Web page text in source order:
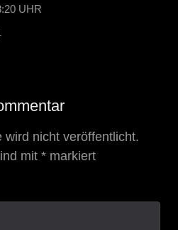
UHR
wird nicht veröffentlicht.
mit * markiert